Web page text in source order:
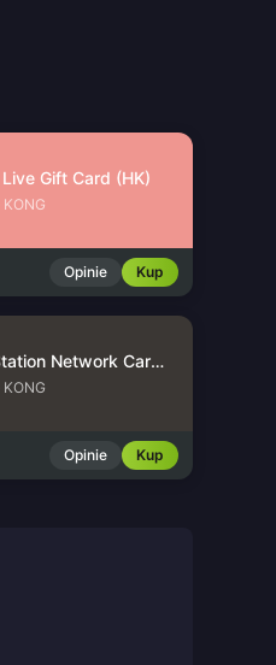
Gift Card (HK)
KONG
Opinie Kup
PlayStation Network Card (HK)
KONG
Opinie Kup